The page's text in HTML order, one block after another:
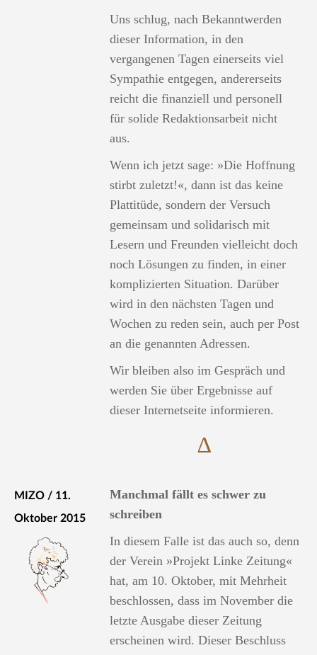
Uns schlug, nach Bekanntwerden
dieser Information, in den
vergangenen Tagen einerseits viel
Sympathie entgegen, andererseits
reicht die finanziell und personell
für solide Redaktionsarbeit nicht
aus.
Wenn ich jetzt sage: »Die Hoffnung
stirbt zuletzt!«, dann ist das keine
Plattitüde, sondern der Versuch
gemeinsam und solidarisch mit
Lesern und Freunden vielleicht doch
noch Lösungen zu finden, in einer
komplizierten Situation. Darüber
wird in den nächsten Tagen und
Wochen zu reden sein, auch per Post
an die genannten Adressen.
Wir bleiben also im Gespräch und
werden Sie über Ergebnisse auf
dieser Internetseite informieren.
∆
MIZO / 11.
Oktober 2015
Manchmal fällt es schwer zu
schreiben
In diesem Falle ist das auch so, denn
der Verein »Projekt Linke Zeitung«
hat, am 10. Oktober, mit Mehrheit
beschlossen, dass im November die
letzte Ausgabe dieser Zeitung
erscheinen wird. Dieser Beschluss